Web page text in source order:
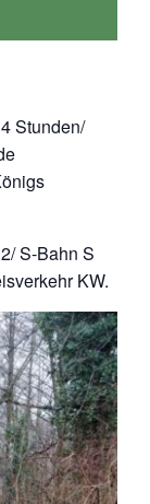
Stunden/
S-Bahn S
KW.